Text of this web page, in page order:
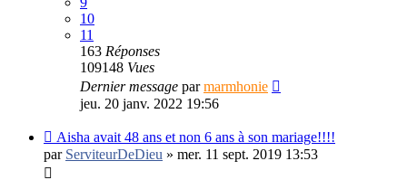
10
11
163 Réponses
109148 Vues
Dernier message parmarmhonie
jeu. 20 janv. 2022 19:56
Aisha avait 48 ans et non 6 ans à son mariage!!!!
par ServiteurDeDieu » mer. 11 sept. 2019 13:53